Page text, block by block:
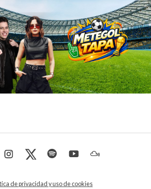
de privacidad y uso de cookies